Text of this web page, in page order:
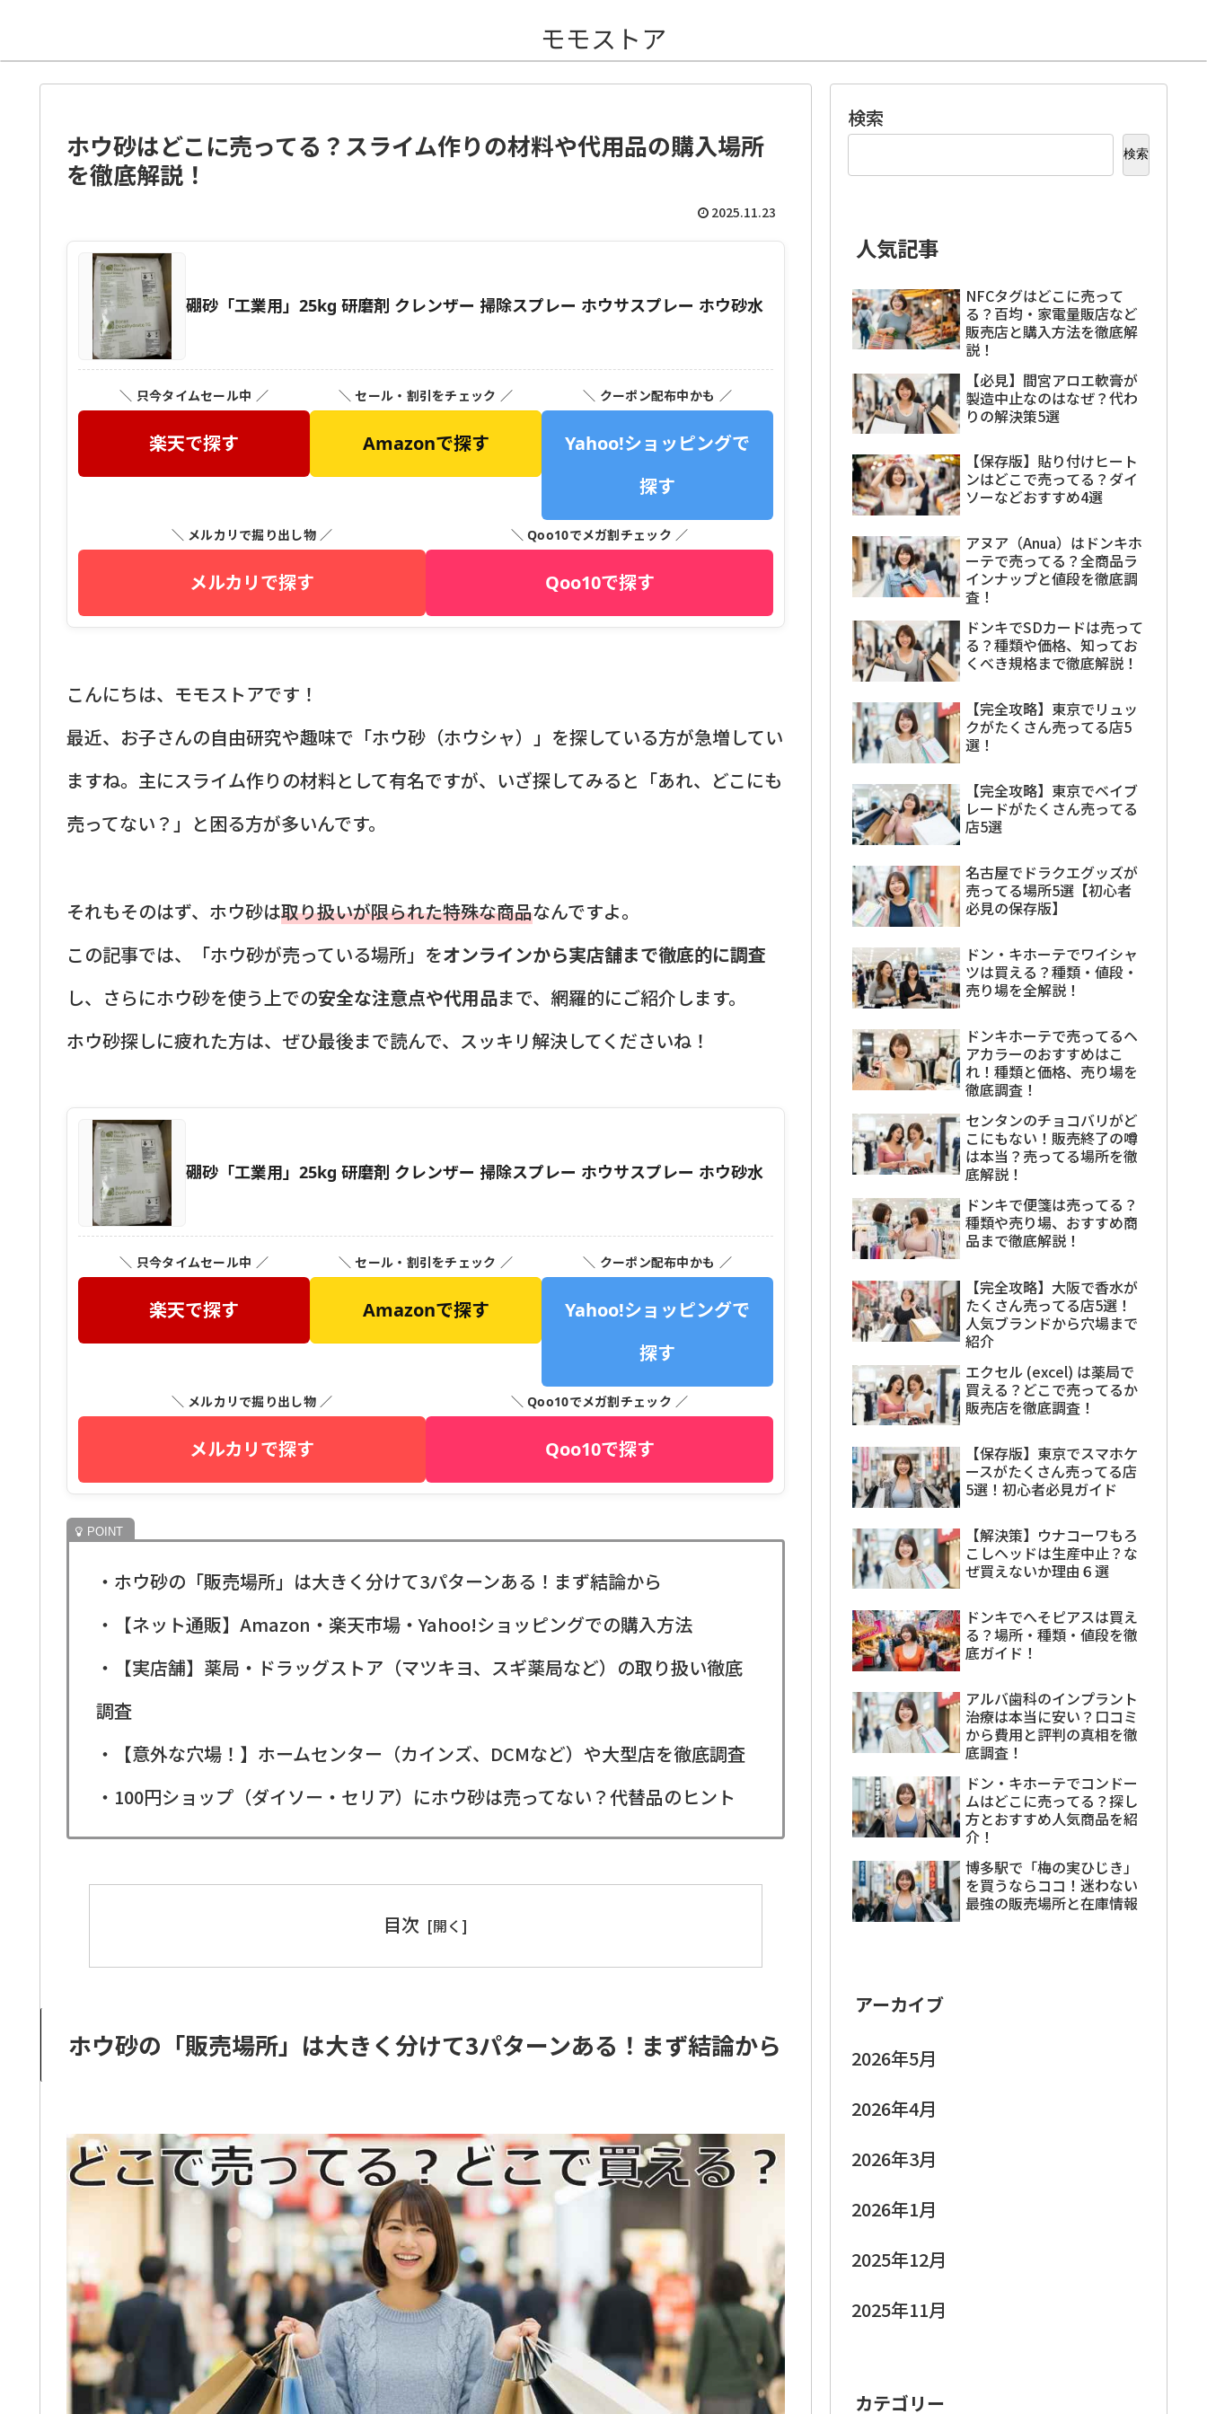
モモストア
ホウ砂はどこに売ってる？スライム作りの材料や代用品の購入場所
を徹底解説！
2025.11.23
硼砂「工業用」25kg 研磨剤 クレンザー 掃除スプレー ホウサスプレー ホウ砂水
＼ 只今タイムセール中 ／
楽天で探す
＼ セール・割引をチェック ／
Amazonで探す
＼ クーポン配布中かも ／
Yahoo!ショッピングで
探す
＼ メルカリで掘り出し物 ／
メルカリで探す
＼ Qoo10でメガ割チェック ／
Qoo10で探す
こんにちは、モモストアです！
最近、お子さんの自由研究や趣味で「ホウ砂（ホウシャ）」を探している方が急増してい
ますね。主にスライム作りの材料として有名ですが、いざ探してみると「あれ、どこにも
売ってない？」と困る方が多いんです。
それもそのはず、ホウ砂は取り扱いが限られた特殊な商品なんですよ。
この記事では、「ホウ砂が売っている場所」をオンラインから実店舗まで徹底的に調査
し、さらにホウ砂を使う上での安全な注意点や代用品まで、網羅的にご紹介します。
ホウ砂探しに疲れた方は、ぜひ最後まで読んで、スッキリ解決してくださいね！
硼砂「工業用」25kg 研磨剤 クレンザー 掃除スプレー ホウサスプレー ホウ砂水
＼ 只今タイムセール中 ／
楽天で探す
＼ セール・割引をチェック ／
Amazonで探す
＼ クーポン配布中かも ／
Yahoo!ショッピングで
探す
＼ メルカリで掘り出し物 ／
メルカリで探す
＼ Qoo10でメガ割チェック ／
Qoo10で探す
・ホウ砂の「販売場所」は大きく分けて3パターンある！まず結論から
・【ネット通販】Amazon・楽天市場・Yahoo!ショッピングでの購入方法
・【実店舗】薬局・ドラッグストア（マツキヨ、スギ薬局など）の取り扱い徹底
調査
・【意外な穴場！】ホームセンター（カインズ、DCMなど）や大型店を徹底調査
・100円ショップ（ダイソー・セリア）にホウ砂は売ってない？代替品のヒント
目次
ホウ砂の「販売場所」は大きく分けて3パターンある！まず結論から
検索
検索
人気記事
NFCタグはどこに売って
る？百均・家電量販店など
販売店と購入方法を徹底解
説！
【必見】間宮アロエ軟膏が
製造中止なのはなぜ？代わ
りの解決策5選
【保存版】貼り付けヒート
ンはどこで売ってる？ダイ
ソーなどおすすめ4選
アヌア（Anua）はドンキホ
ーテで売ってる？全商品ラ
インナップと値段を徹底調
査！
ドンキでSDカードは売って
る？種類や価格、知ってお
くべき規格まで徹底解説！
【完全攻略】東京でリュッ
クがたくさん売ってる店5
選！
【完全攻略】東京でベイブ
レードがたくさん売ってる
店5選
名古屋でドラクエグッズが
売ってる場所5選【初心者
必見の保存版】
ドン・キホーテでワイシャ
ツは買える？種類・値段・
売り場を全解説！
ドンキホーテで売ってるヘ
アカラーのおすすめはこ
れ！種類と価格、売り場を
徹底調査！
センタンのチョコバリがど
こにもない！販売終了の噂
は本当？売ってる場所を徹
底解説！
ドンキで便箋は売ってる？
種類や売り場、おすすめ商
品まで徹底解説！
【完全攻略】大阪で香水が
たくさん売ってる店5選！
人気ブランドから穴場まで
紹介
エクセル (excel) は薬局で
買える？どこで売ってるか
販売店を徹底調査！
【保存版】東京でスマホケ
ースがたくさん売ってる店
5選！初心者必見ガイド
【解決策】ウナコーワもろ
こしヘッドは生産中止？な
ぜ買えないか理由６選
ドンキでへそピアスは買え
る？場所・種類・値段を徹
底ガイド！
アルバ歯科のインプラント
治療は本当に安い？口コミ
から費用と評判の真相を徹
底調査！
ドン・キホーテでコンドー
ムはどこに売ってる？探し
方とおすすめ人気商品を紹
介！
博多駅で「梅の実ひじき」
を買うならココ！迷わない
最強の販売場所と在庫情報
アーカイブ
2026年5月
2026年4月
2026年3月
2026年1月
2025年12月
2025年11月
カテゴリー